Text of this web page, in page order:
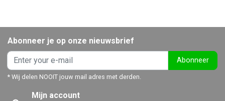
Abonneer je op onze nieuwsbrief
Abonneer
* Wij delen NOOIT jouw mail adres met derden.
Mijn account